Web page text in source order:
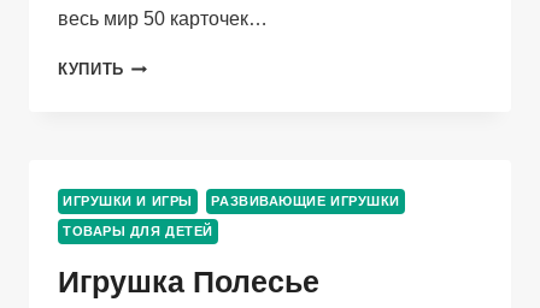
весь мир 50 карточек…
КУПИТЬ НАСТОЛЬНАЯ
ВЕСЬ
МИР
50
ИГРУШКИ И ИГРЫ РАЗВИВАЮЩИЕ ИГРУШКИ
ТОВАРЫ ДЛЯ ДЕТЕЙ
Игрушка Полесье